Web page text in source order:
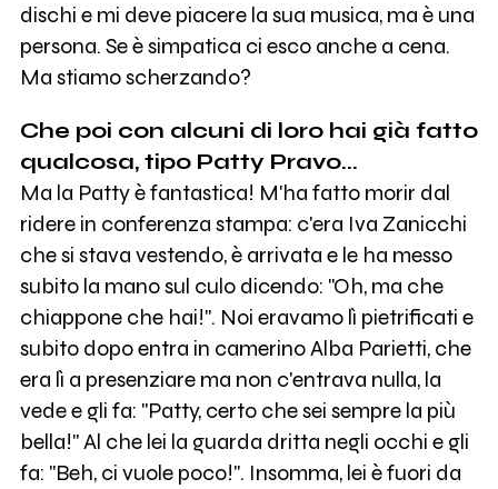
dischi e mi deve piacere la sua musica, ma è una
persona. Se è simpatica ci esco anche a cena.
Ma stiamo scherzando?
Che poi con alcuni di loro hai già fatto
qualcosa, tipo Patty Pravo...
Ma la Patty è fantastica! M'ha fatto morir dal
ridere in conferenza stampa: c'era Iva Zanicchi
che si stava vestendo, è arrivata e le ha messo
subito la mano sul culo dicendo: "Oh, ma che
chiappone che hai!". Noi eravamo lì pietrificati e
subito dopo entra in camerino Alba Parietti, che
era lì a presenziare ma non c'entrava nulla, la
vede e gli fa: "Patty, certo che sei sempre la più
bella!" Al che lei la guarda dritta negli occhi e gli
fa: "Beh, ci vuole poco!". Insomma, lei è fuori da